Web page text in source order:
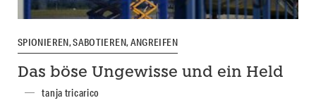
SPIONIEREN, SABOTIEREN, ANGREIFEN
Das böse Ungewisse und ein Held
tanja tricarico